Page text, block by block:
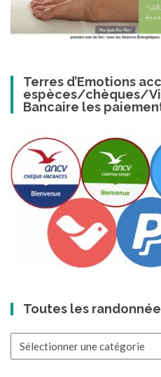
Terres d’Emotions
espèces/chèques/
Bancaire les
Toutes les